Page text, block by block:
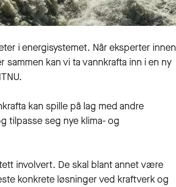
i energisystemet. Når eksperter innen
kan vi ta vannkrafta inn i en ny
kan spille på lag med andre
tilpasse seg nye klima- og
involvert. De skal blant annet være
konkrete løsninger ved kraftverk og